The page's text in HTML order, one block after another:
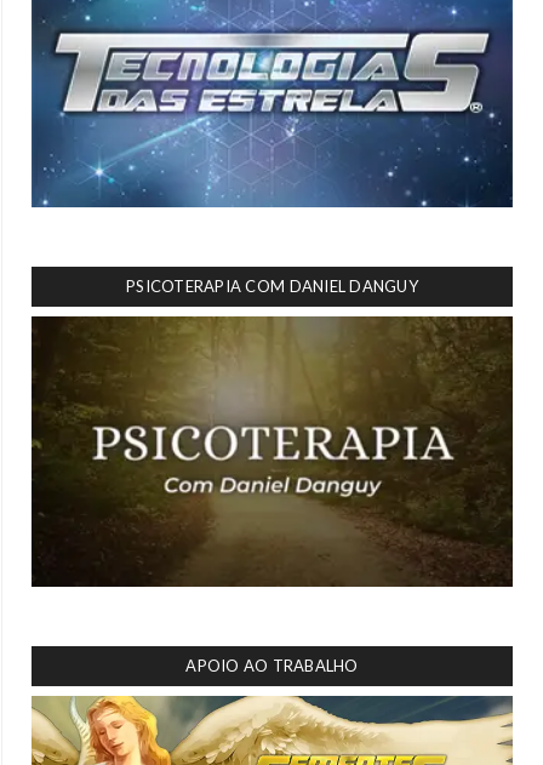
PSICOTERAPIA COM DANIEL DANGUY
APOIO AO TRABALHO